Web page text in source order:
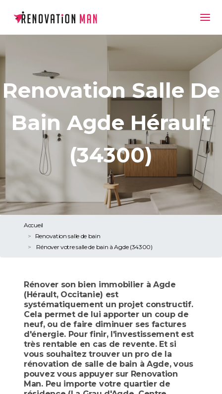
Renovation Salle De
Bain Agde Hérault
(34300)
Accueil
Renovation salle de bain
Rénover votre salle de bain à Agde (34300)
Rénover son bien immobilier à Agde
(Hérault, Occitanie) est
systématiquement un projet constructif.
Cela permet de lui apporter un coup de
neuf, ou de faire diminuer ses factures
d'énergie. Pour finir, l'investissement est
très rentable en cas de revente. Et si
vous souhaitez trouver un pro de la
rénovation de salle de bain à Agde, vous
pouvez vous appuyer sur Renovation
Man. Peu importe votre quartier de